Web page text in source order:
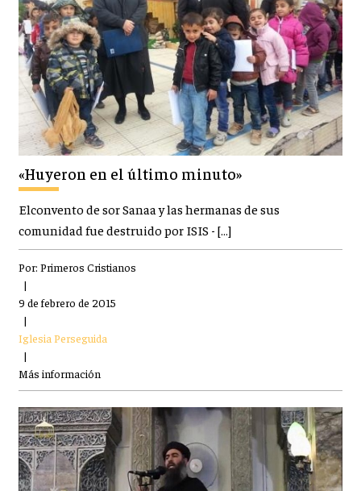
«Huyeron en el último minuto»
Elconvento de sor Sanaa y las hermanas de sus
comunidad fue destruido por ISIS - […]
Por: Primeros Cristianos
|
9 de febrero de 2015
|
Iglesia Perseguida
|
Más información